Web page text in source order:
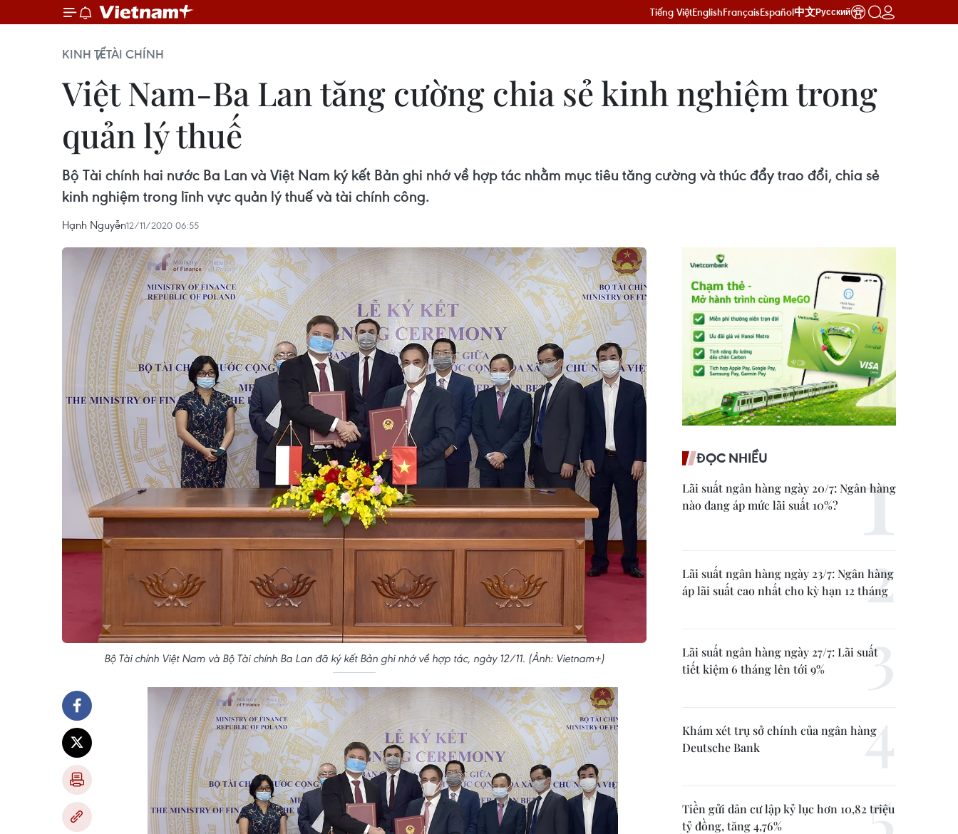
Tiếng ViệtEnglishFrançaisEspañol中文Русский
KINH TẾTÀI CHÍNH
Việt Nam-Ba Lan tăng cường chia sẻ kinh nghiệm trong
quản lý thuế
Bộ Tài chính hai nước Ba Lan và Việt Nam ký kết Bản ghi nhớ về hợp tác nhằm mục tiêu tăng cường và thúc đẩy trao đổi, chia sẻ
kinh nghiệm trong lĩnh vực quản lý thuế và tài chính công.
Hạnh Nguyễn12/11/2020 06:55
Bộ Tài chính Việt Nam và Bộ Tài chính Ba Lan đã ký kết Bản ghi nhớ về hợp tác, ngày 12/11. (Ảnh: Vietnam+)
ĐỌC NHIỀU
Lãi suất ngân hàng ngày 20/7: Ngân hàng
nào đang áp mức lãi suất 10%?
Lãi suất ngân hàng ngày 23/7: Ngân hàng
áp lãi suất cao nhất cho kỳ hạn 12 tháng
Lãi suất ngân hàng ngày 27/7: Lãi suất
tiết kiệm 6 tháng lên tới 9%
Khám xét trụ sở chính của ngân hàng
Deutsche Bank
Tiền gửi dân cư lập kỷ lục hơn 10,82 triệu
tỷ đồng, tăng 4,76%